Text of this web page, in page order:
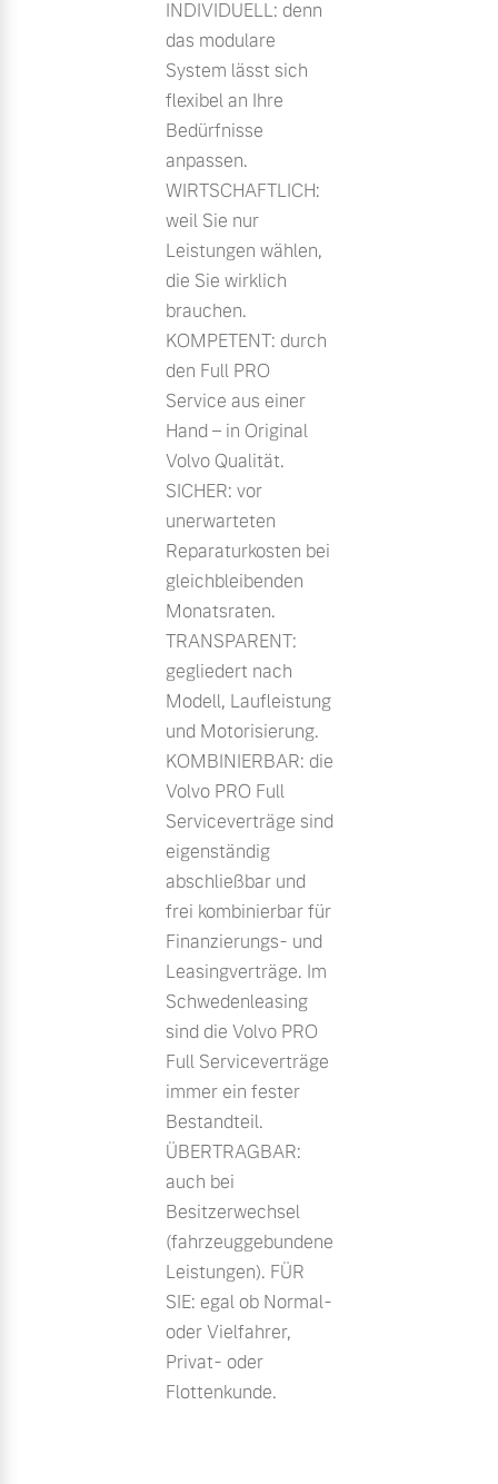
INDIVIDUELL: denn
das modulare
System lässt sich
flexibel an Ihre
Bedürfnisse
anpassen.
WIRTSCHAFTLICH:
weil Sie nur
Leistungen wählen,
die Sie wirklich
brauchen.
KOMPETENT: durch
den Full PRO
Service aus einer
Hand – in Original
Volvo Qualität.
SICHER: vor
unerwarteten
Reparaturkosten bei
gleichbleibenden
Monatsraten.
TRANSPARENT:
gegliedert nach
Modell, Laufleistung
und Motorisierung.
KOMBINIERBAR: die
Volvo PRO Full
Serviceverträge sind
eigenständig
abschließbar und
frei kombinierbar für
Finanzierungs- und
Leasingverträge. Im
Schwedenleasing
sind die Volvo PRO
Full Serviceverträge
immer ein fester
Bestandteil.
ÜBERTRAGBAR:
auch bei
Besitzerwechsel
(fahrzeuggebundene
Leistungen). FÜR
SIE: egal ob Normal-
oder Vielfahrer,
Privat- oder
Flottenkunde.